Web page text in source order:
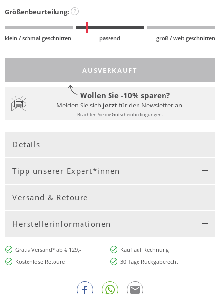
Größenbeurteilung: ?
klein / schmal geschnitten passend groß / weit geschnitten
AUSVERKAUFT
Wollen Sie -10% sparen?
Melden Sie sich jetztfür den Newsletter an.
Beachten Sie die Gutscheinbedingungen.
Details
Tipp unserer Expert*innen
Versand & Retoure
Herstellerinformationen
Gratis Versand* ab € 129,-
Kauf auf Rechnung
Kostenlose Retoure
30 Tage Rückgaberecht